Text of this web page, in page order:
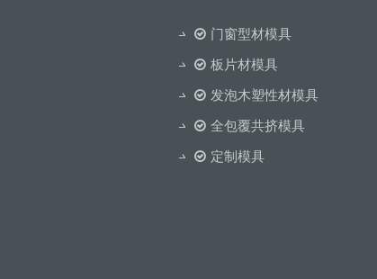
门窗型材模具
板片材模具
发泡木塑性材模具
全包覆共挤模具
定制模具